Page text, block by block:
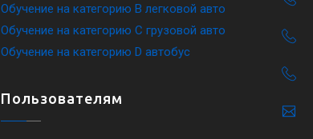
Обучение на категорию B легковой авто
Обучение на категорию C грузовой авто
Обучение на категорию D автобус
Пользователям